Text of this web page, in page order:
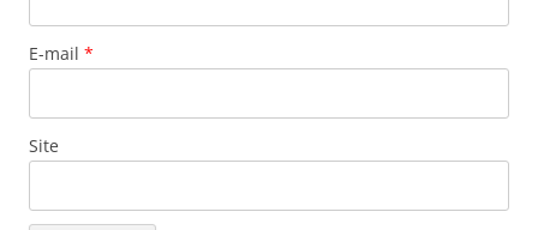
E-mail *
Site